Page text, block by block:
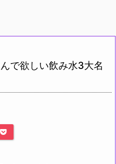
で欲しい飲み水3大名